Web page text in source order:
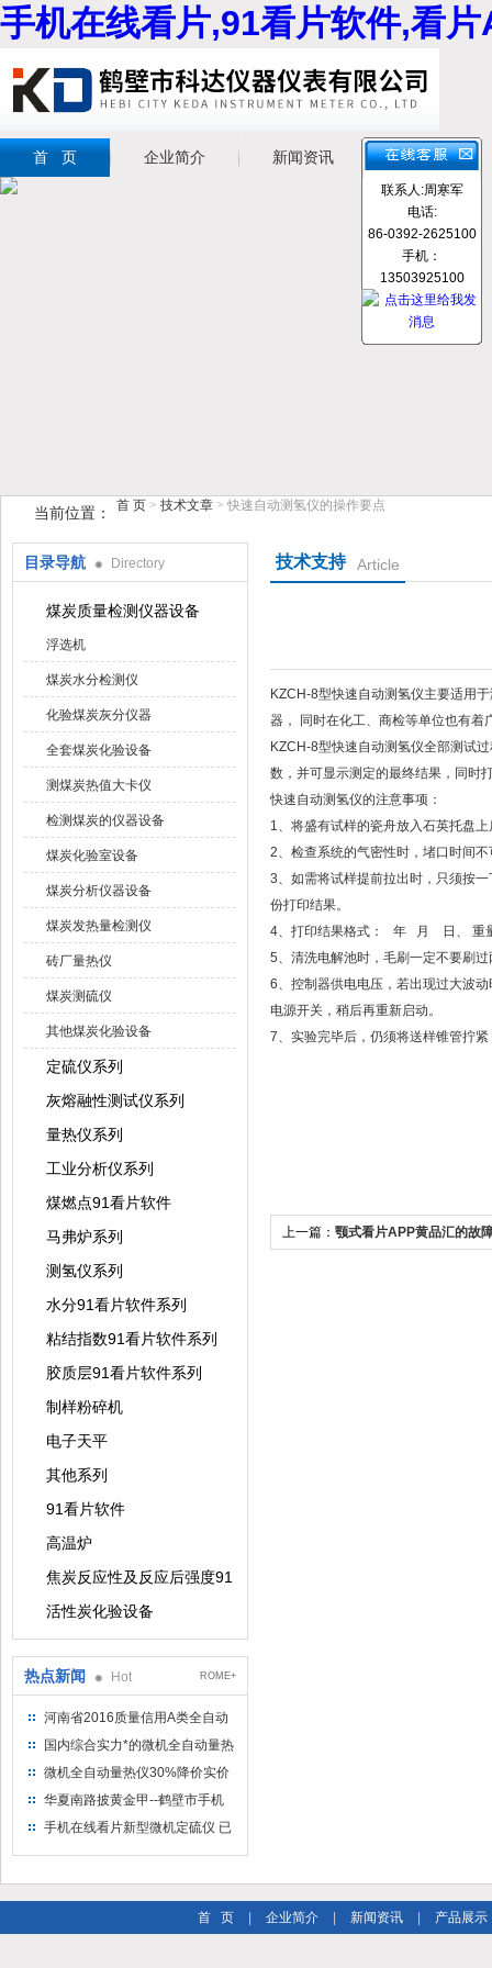
手机在线看片,91看片软件,看
首 页 企业简介 新闻资讯 产品展示
当前位置： 首 页 > 技术文章 > 快速自动测氢仪的操作要点
目录导航 Directory
煤炭质量检测仪器设备
浮选机
煤炭水分检测仪
化验煤炭灰分仪器
全套煤炭化验设备
测煤炭热值大卡仪
检测煤炭的仪器设备
煤炭化验室设备
煤炭分析仪器设备
煤炭发热量检测仪
砖厂量热仪
煤炭测硫仪
其他煤炭化验设备
定硫仪系列
灰熔融性测试仪系列
量热仪系列
工业分析仪系列
煤燃点91看片软件
马弗炉系列
测氢仪系列
水分91看片软件系列
粘结指数91看片软件系列
胶质层91看片软件系列
制样粉碎机
电子天平
其他系列
91看片软件
高温炉
焦炭反应性及反应后强度91看片软件
活性炭化验设备
热点新闻 Hot ROME+
河南省2016质量信用A类全自动
量热仪
国内综合实力*的微机全自动量热
仪制造企业
微机全自动量热仪30%降价实价
出售
华夏南路披黄金甲--鹤壁市手机
在线看片仪器仪表有限公司
手机在线看片新型微机定硫仪 已
技术支持 Article
KZCH-8型快速自动测氢仪主要适用于测
器， 同时在化工、商检等单位也有着
KZCH-8型快速自动测氢仪全部测试过
数，并可显示测定的最终结果，
快速自动测氢仪的注意事项：
1、将盛有试样的瓷舟放入石英托盘上
2、检查系统的气密性时，堵口时
3、如需将试样提前拉出时，只须按
份打印结果。
4、打印结果格式： 年 月 日、
5、清洗电解池时，毛刷一定不要刷
6、控制器供电电压，若出现过大
电源开关，稍后再重新启动。
7、实验完毕后，仍须将送样锥管拧
上一篇： 颚式看片APP黄品汇的故
首 页 企业简介 新闻资讯 产品展示
联系人:周寒军
电话:
86-0392-2625100
手机：
13503925100